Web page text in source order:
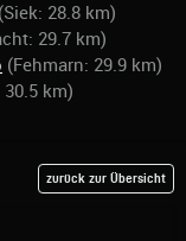
(Siek: 28.8 km)
29.7 km)
(Fehmarn: 29.9 km)
km)
zurück zur Übersicht